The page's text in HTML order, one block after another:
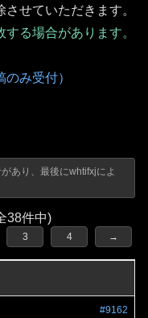
せていただきます。
る場合があります。
み受付）
あり、最後にwhtifxjによ
38件中)
3 4 →
#9162